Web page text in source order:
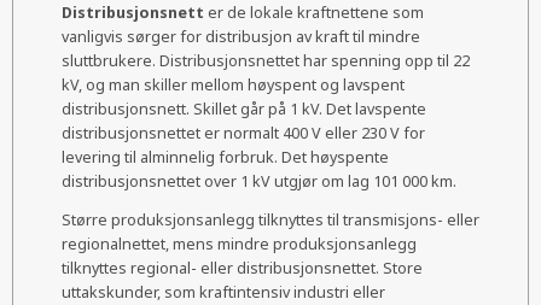
Distribusjonsnett er de lokale kraftnettene som
vanligvis sørger for distribusjon av kraft til mindre
sluttbrukere. Distribusjonsnettet har spenning opp til 22
kV, og man skiller mellom høyspent og lavspent
distribusjonsnett. Skillet går på 1 kV. Det lavspente
distribusjonsnettet er normalt 400 V eller 230 V for
levering til alminnelig forbruk. Det høyspente
distribusjonsnettet over 1 kV utgjør om lag 101 000 km.
Større produksjonsanlegg tilknyttes til transmisjons- eller
regionalnettet, mens mindre produksjonsanlegg
tilknyttes regional- eller distribusjonsnettet. Store
uttakskunder, som kraftintensiv industri eller